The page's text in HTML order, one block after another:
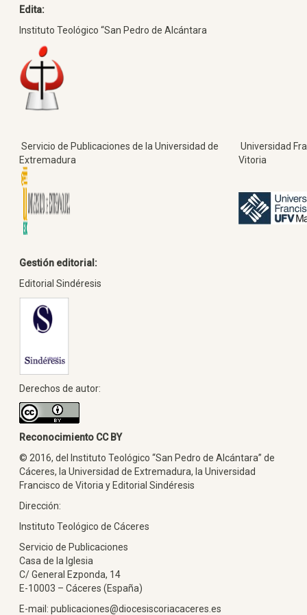
Edita:
Instituto Teológico “San Pedro de Alcántara
Servicio de Publicaciones de la Universidad de
Extremadura
Universidad
Vitoria
Gestión editorial:
Editorial Sindéresis
Derechos de autor:
Reconocimiento CC BY
© 2016, del Instituto Teológico “San Pedro de Alcántara” de
Cáceres, la Universidad de Extremadura, la Universidad
Francisco de Vitoria y Editorial Sindéresis
Dirección:
Instituto Teológico de Cáceres
Servicio de Publicaciones
Casa de la Iglesia
C/ General Ezponda, 14
E-10003 – Cáceres (España)
E-mail: publicaciones@diocesiscoriacaceres.es